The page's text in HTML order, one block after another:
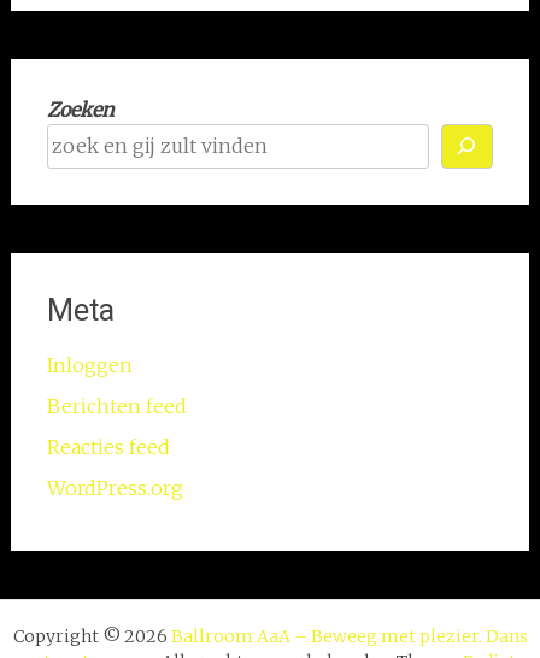
Zoeken
Meta
Inloggen
Berichten feed
Reacties feed
WordPress.org
Copyright © 2026 Ballroom AaA – Beweeg met plezier. Dans